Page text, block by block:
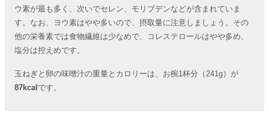
ウ素が最も多く、次いでセレン、モリブデンなどが含まれていま
す。なお、ヨウ素はやや多いので、摂取量に注意しましょう。その
他の栄養素では食物繊維は少なめで、コレステロールはやや多め、
塩分は控えめです。
玉ねぎと卵の味噌汁の重量とカロリーは、お椀1杯分（241g）が
87kcal です。